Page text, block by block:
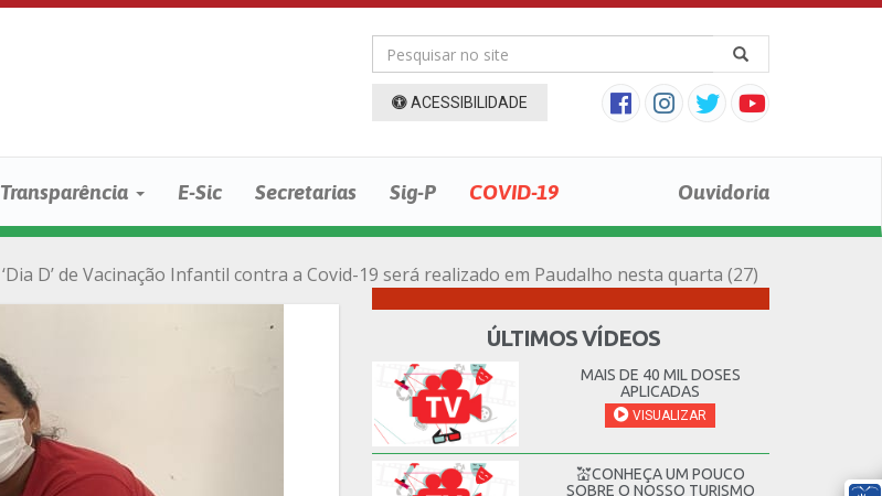
ACESSIBILIDADE
Transparência E-Sic Secretarias Sig-P COVID-19 Ouvidoria
‘Dia D’ de Vacinação Infantil contra a Covid-19 será realizado em Paudalho nesta quarta (27)
ÚLTIMOS VÍDEOS
MAIS DE 40 MIL DOSES
APLICADAS
VISUALIZAR
💒CONHEÇA UM POUCO
SOBRE O NOSSO TURISMO